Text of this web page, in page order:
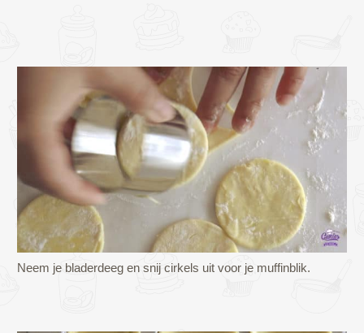
Neem je bladerdeeg en snij cirkels uit voor je muffinblik.